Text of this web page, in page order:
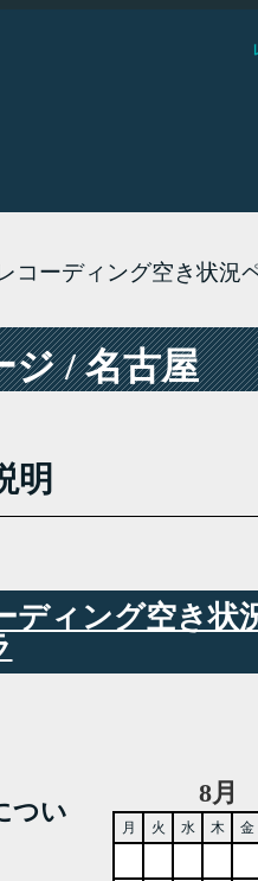
コーディング空き状況
ジ / 名古屋
明
ィング空き状
つい
8月
月 火 水 木 金